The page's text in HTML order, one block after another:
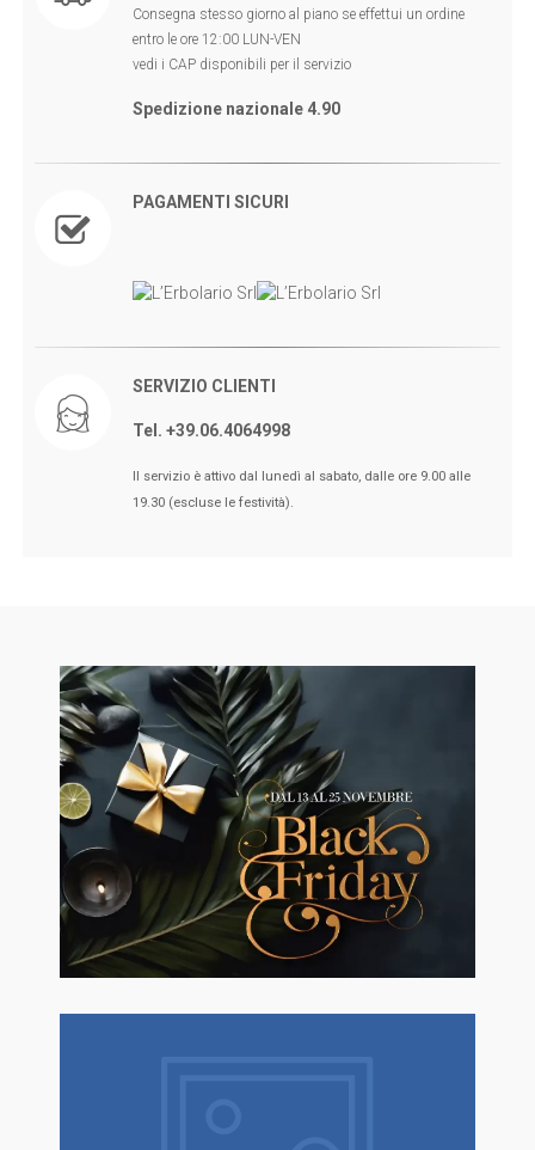
Consegna stesso giorno al piano se effettui un ordine
entro le ore 12:00 LUN-VEN
vedi i CAP disponibili per il servizio
Spedizione nazionale 4.90
PAGAMENTI SICURI
SERVIZIO CLIENTI
Tel. +39.06.4064998
Il servizio è attivo dal lunedì al sabato, dalle ore 9.00 alle
19.30 (escluse le festività).
🖤BLACK FRIDAY dal 13 a l 25
Novembre sconti fino al 50% Su
🖤BLACK FRIDAY dal 13 a l 25
Novembre sconti fino al 50% Su
Erboristeria ed Estetica.